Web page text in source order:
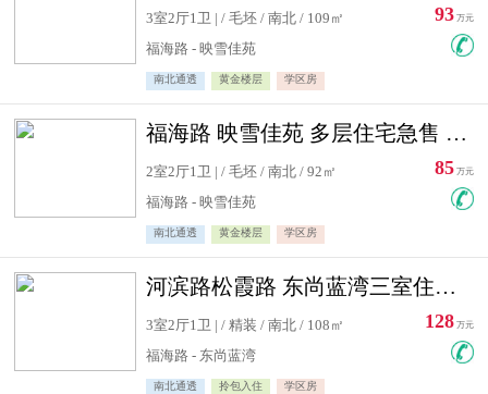
3室2厅1卫 | / 毛坯 / 南北 / 109㎡
福海路 - 映雪佳苑
南北通透 黄金楼层 学区房
93 万元
福海路 映雪佳苑 多层住宅急售 可公积金贷款
2室2厅1卫 | / 毛坯 / 南北 / 92㎡
福海路 - 映雪佳苑
南北通透 黄金楼层 学区房
85 万元
河滨路松霞路 东尚蓝湾三室住宅急售
3室2厅1卫 | / 精装 / 南北 / 108㎡
福海路 - 东尚蓝湾
南北通透 拎包入住 学区房
128 万元